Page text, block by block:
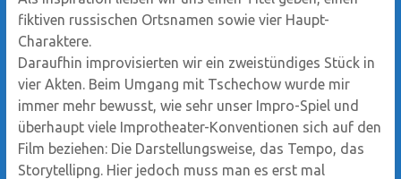
fiktiven russischen Ortsnamen sowie vier Haupt-
Charaktere.
Daraufhin improvisierten wir ein zweistündiges Stück in
vier Akten. Beim Umgang mit Tschechow wurde mir
immer mehr bewusst, wie sehr unser Impro-Spiel und
überhaupt viele Improtheater-Konventionen sich auf den
Film beziehen: Die Darstellungsweise, das Tempo, das
Storytellipng. Hier jedoch muss man es erst mal